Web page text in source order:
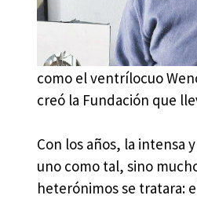
como el ventrílocuo
creó la Fundación que
Con los años, la intensa
uno como tal, sino
heterónimos se tratara: